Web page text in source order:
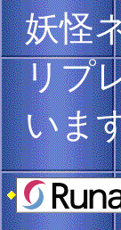
妖怪
リプ
いま